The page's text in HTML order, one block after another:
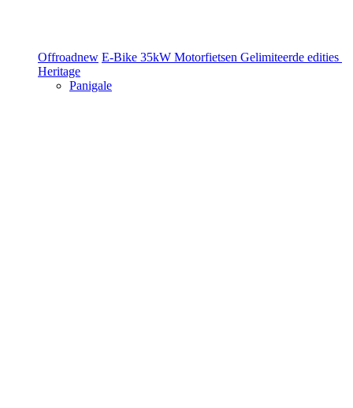
Offroadnew E-Bike 35kW Motorfietsen Gelimiteerde edities
Heritage
Panigale